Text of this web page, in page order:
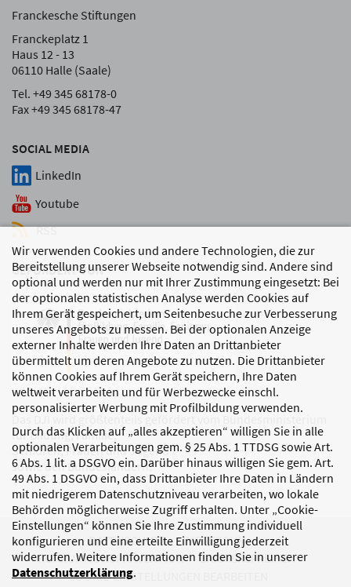
Wir verwenden Cookies und andere Technologien, die zur
Bereitstellung unserer Webseite notwendig sind. Andere sind
optional und werden nur mit Ihrer Zustimmung eingesetzt: Bei
der optionalen statistischen Analyse werden Cookies auf
Ihrem Gerät gespeichert, um Seitenbesuche zur Verbesserung
unseres Angebots zu messen. Bei der optionalen Anzeige
externer Inhalte werden Ihre Daten an Drittanbieter
übermittelt um deren Angebote zu nutzen. Die Drittanbieter
können Cookies auf Ihrem Gerät speichern, Ihre Daten
weltweit verarbeiten und für Werbezwecke einschl.
personalisierter Werbung mit Profilbildung verwenden.
Durch das Klicken auf „alles akzeptieren“ willigen Sie in alle
optionalen Verarbeitungen gem. § 25 Abs. 1 TTDSG sowie Art.
6 Abs. 1 lit. a DSGVO ein. Darüber hinaus willigen Sie gem. Art.
49 Abs. 1 DSGVO ein, dass Drittanbieter Ihre Daten in Ländern
mit niedrigerem Datenschutzniveau verarbeiten, wo lokale
Behörden möglicherweise Zugriff erhalten. Unter „Cookie-
Einstellungen“ können Sie Ihre Zustimmung individuell
konfigurieren und eine erteilte Einwilligung jederzeit
widerrufen. Weitere Informationen finden Sie in unserer
Datenschutzerklärung.
SOCIAL MEDIA
LinkedIn
Youtube
RSS
Franckesche Stiftungen
Franckeplatz 1
Haus 12 - 13
06110 Halle (Saale)
Tel. +49 345 68178-0
Fax +49 345 68178-47
GEFÖRDERT VON
Das DJI wird größtenteils gefördert vom Bundesministerium
für Bildung, Familie,
Senioren, Frauen und Jugend
sowie den Bundesländern.
DATENSCHUTZ
IMPRESSUM
KORRUPTIONSPRÄVENTION
BARRIEREFREIHEIT
COOKIE-EINSTELLUNGEN BEARBEITEN